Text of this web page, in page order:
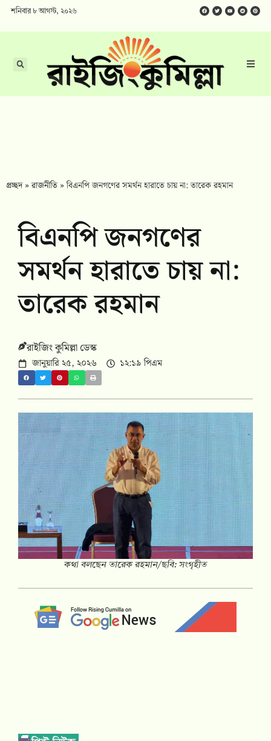
শনিবার ৮ আগস্ট, ২০২৬
প্রচ্ছদ»রাজনীতি »বিএনপি জনগণের সমর্থন হারাতে চায় না: তারেক রহমান
বিএনপি জনগণের
সমর্থন হারাতে চায় না:
তারেক রহমান
রাইজিং কুমিল্লা ডেস্ক
জানুয়ারি ২৫, ২০২৬ ১২:১৯ পিএম
কথা বলছেন তারেক রহমান/ছবি: সংগৃহীত